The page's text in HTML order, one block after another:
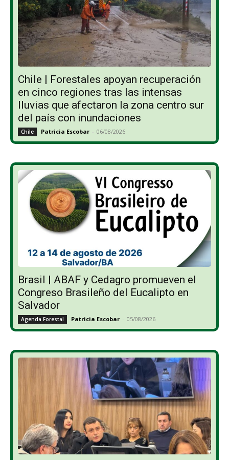
Chile | Forestales apoyan recuperación
en cinco regiones tras las intensas
lluvias que afectaron la zona centro sur
del país con inundaciones
Chile Patricia Escobar - 06/08/2026
Brasil | ABAF y Cedagro promueven el
Congreso Brasileño del Eucalipto en
Salvador
Agenda Forestal Patricia Escobar - 05/08/2026